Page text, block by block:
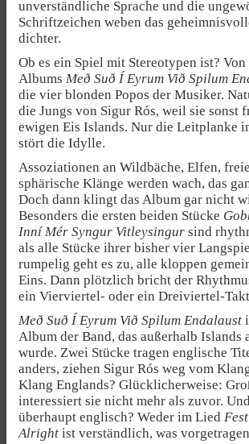
unverständliche Sprache und die
Schriftzeichen weben das
dichter.
Ob es ein Spiel mit Stereotypen ist?
Albums Með Suð Í Eyrum Við Spilum
die vier blonden Popos der Musiker.
die Jungs von Sigur Rós, weil sie sonst
ewigen Eis Islands. Nur die Leitplanke
stört die Idylle.
Assoziationen an Wildbäche, Elfen,
sphärische Klänge werden wach, das
Doch dann klingt das Album gar nicht
Besonders die ersten beiden Stücke
Inní Mér Syngur Vitleysingur sind
als alle Stücke ihrer bisher vier
rumpelig geht es zu, alle kloppen
Eins. Dann plötzlich bricht der
ein Vierviertel- oder ein Dreiviertel-
Með Suð Í Eyrum Við Spilum Endalaust
Album der Band, das außerhalb Islands
wurde. Zwei Stücke tragen englische
anders, ziehen Sigur Rós weg vom
Klang Englands? Glücklicherweise:
interessiert sie nicht mehr als zuvor.
überhaupt englisch? Weder im Lied
Alright ist verständlich, was